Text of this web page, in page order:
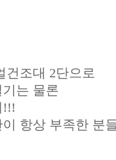
건조대 2단으로
는 물론
!!!
항상 부족한 분